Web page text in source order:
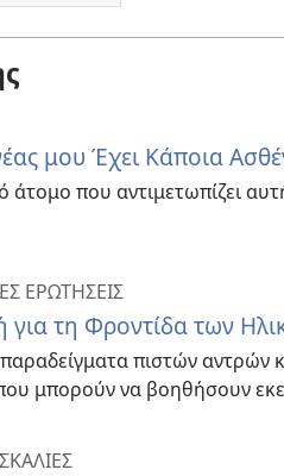
μου Έχει Κάποια
άτομο που αντιμετωπίζει
ΕΡΩΤΗΣΕΙΣ
για τη Φροντίδα των
πιστών αντρών
μπορούν να βοηθήσουν